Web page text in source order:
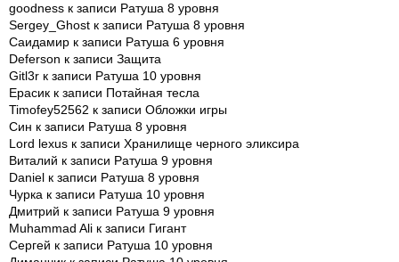
goodness к записи Ратуша 8 уровня
Sergey_Ghost к записи Ратуша 8 уровня
Саидамир к записи Ратуша 6 уровня
Deferson к записи Защита
Gitl3r к записи Ратуша 10 уровня
Ерасик к записи Потайная тесла
Timofey52562 к записи Обложки игры
Син к записи Ратуша 8 уровня
Lord lexus к записи Хранилище черного эликсира
Виталий к записи Ратуша 9 уровня
Daniel к записи Ратуша 8 уровня
Чурка к записи Ратуша 10 уровня
Дмитрий к записи Ратуша 9 уровня
Muhammad Ali к записи Гигант
Сергей к записи Ратуша 10 уровня